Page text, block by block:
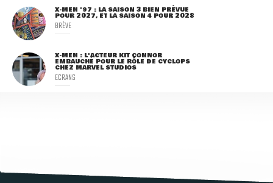
X-MEN '97 : LA SAISON 3 BIEN PRÉVUE
POUR 2027, ET LA SAISON 4 POUR 2028
BRÈVE
X-MEN : L'ACTEUR KIT CONNOR
EMBAUCHÉ POUR LE RÔLE DE CYCLOPS
CHEZ MARVEL STUDIOS
ECRANS